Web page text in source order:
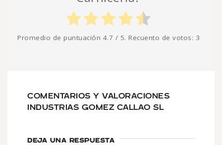
Promedio de puntuación 4.7 / 5. Recuento de votos: 3
COMENTARIOS Y VALORACIONES
INDUSTRIAS GOMEZ CALLAO SL
DEJA UNA RESPUESTA